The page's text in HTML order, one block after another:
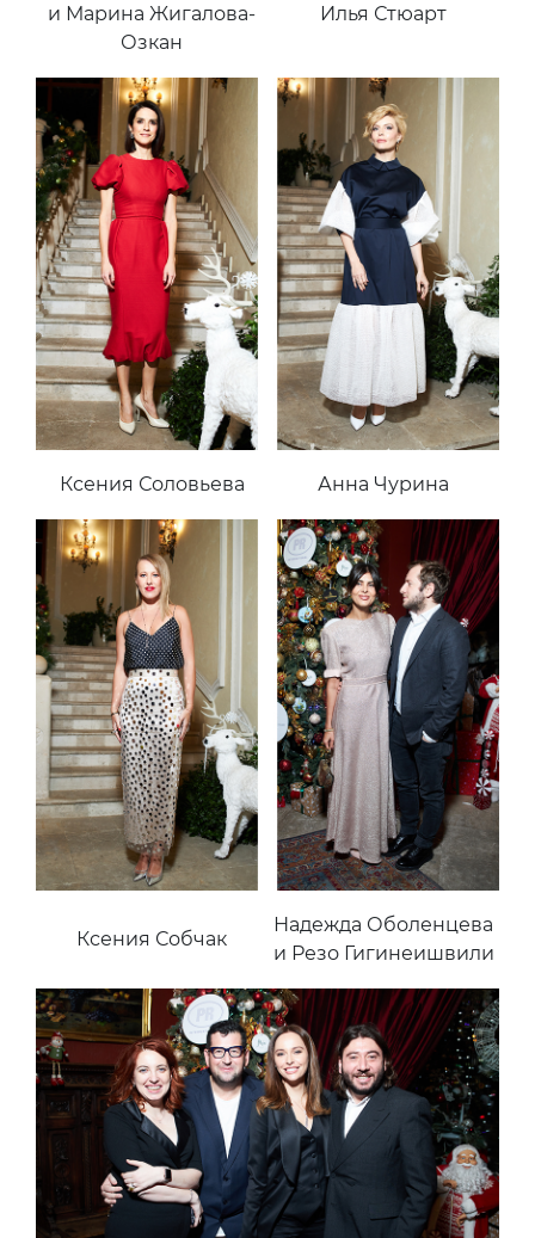
и Марина Жигалова-
Озкан
Илья Стюарт
Ксения Соловьева Анна Чурина
Ксения Собчак
Надежда Оболенцева
и Резо Гигинеишвили